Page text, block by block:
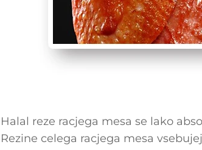
Halal reze racjega mesa se lako
Rezine celega racjega mesa